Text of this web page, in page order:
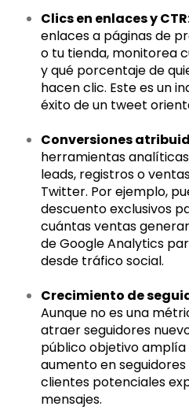
Clics en enlaces y
enlaces a páginas de
o tu tienda, monitorea
y qué porcentaje de
hacen clic. Este es un
éxito de un tweet
Conversiones
herramientas
leads, registros o
Twitter. Por ejemplo,
descuento exclusivos
cuántas ventas
de Google Analytics
desde tráfico social.
Crecimiento de
Aunque no es una
atraer seguidores
público objetivo
aumento en
clientes potenciales
mensajes.